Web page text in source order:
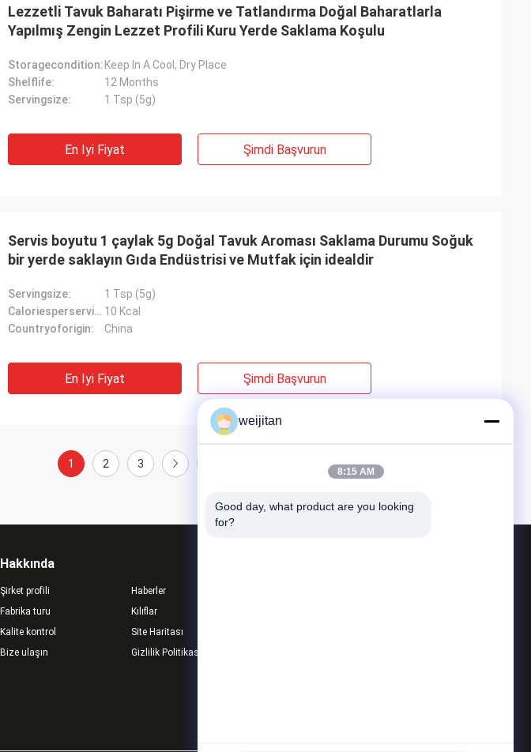
Lezzetli Tavuk Baharatı Pişirme ve Tatlandırma Doğal Baharatlarla
Yapılmış Zengin Lezzet Profili Kuru Yerde Saklama Koşulu
Storagecondition: Keep In A Cool, Dry Place
Shelflife:
12 Months
Servingsize:
1 Tsp (5g)
En Iyi Fiyat Şimdi Başvurun
Servis boyutu 1 çaylak 5g Doğal Tavuk Aroması Saklama Durumu Soğuk
bir yerde saklayın Gıda Endüstrisi ve Mutfak için idealdir
Servingsize:
1 Tsp (5g)
Caloriesperserving: 10 Kcal
Countryoforigin:
China
En Iyi Fiyat Şimdi Başvurun
1 2 3
Hakkında
Şirket profili
Fabrika turu
Kalite kontrol
Bize ulaşın
Haberler
Kılıflar
Site Haritası
Gizlilik Politikası
weijitan
8:15 AM
Good day, what product are you looking
for?